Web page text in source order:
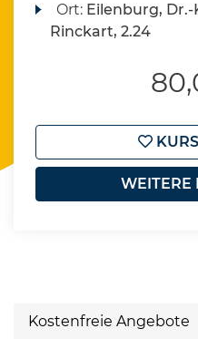
Ort: Eilenburg, Dr.-
Rinckart, 2.24
WEITERE
Kostenfreie Angebote